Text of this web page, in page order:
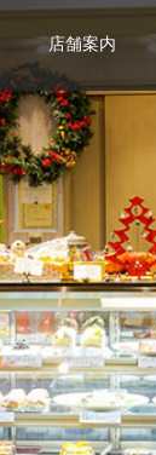
店舗案内